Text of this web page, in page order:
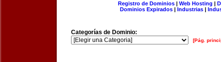
Registro de Dominios| Web Hosting |
Dominios Expirados | Industrias |
Categorías de Dominio:
[Pág.